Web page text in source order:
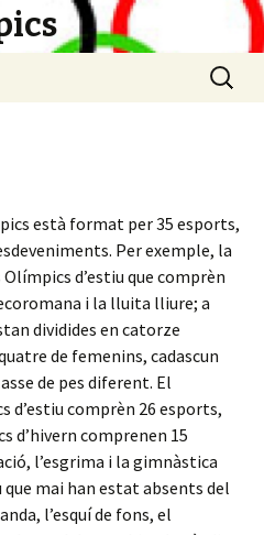
Cerca:
està format per 35 esports,
Per exemple, la
d’estiu que comprèn
i la lluita lliure; a
dividides en catorze
de femenins, cadascun
de pes diferent. El
d’estiu comprèn 26 esports,
d’hivern comprenen 15
l’esgrima i la gimnàstica
que mai han estat absents del
l’esquí de fons, el